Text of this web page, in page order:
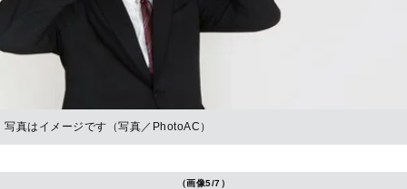
写真はイメージです（写真／PhotoAC）
（画像5/7）